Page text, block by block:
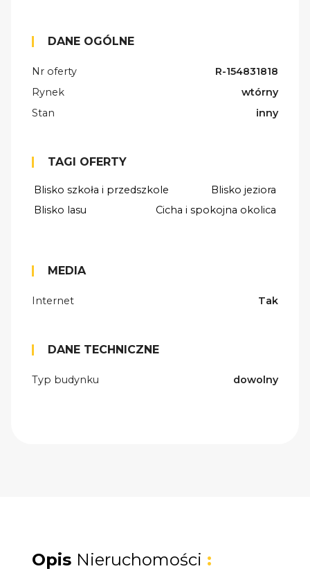
DANE OGÓLNE
Nr oferty
R-154831818
Rynek
wtórny
Stan
inny
TAGI OFERTY
Blisko szkoła i przedszkole
Blisko jeziora
Blisko lasu
Cicha i spokojna okolica
MEDIA
Internet Tak
DANE TECHNICZNE
Typ budynku dowolny
Opis Nieruchomości :